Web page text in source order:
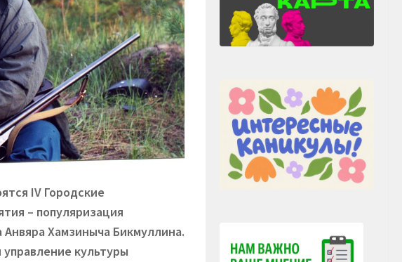
IV Городские
– популяризация
Анвяра Хамзиныча Бикмуллина.
культуры